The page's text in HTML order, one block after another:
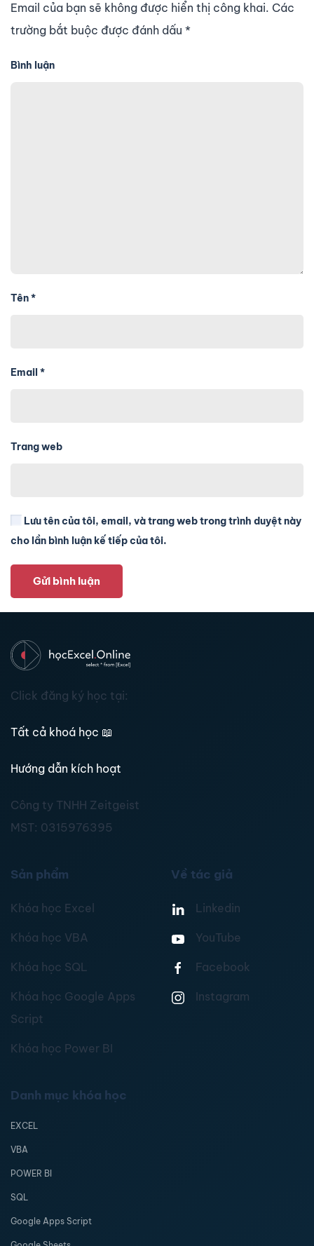
Email của bạn sẽ không được hiển thị công khai. Các
trường bắt buộc được đánh dấu *
Bình luận
Tên*
Email *
Trang web
Lưu tên của tôi, email, và trang web trong trình duyệt này
cho lần bình luận kế tiếp của tôi.
Gửi bình luận
Click đăng ký học tại:
Tất cả khoá học 📖
Hướng dẫn kích hoạt
Công ty TNHH Zeitgeist
MST: 0315976395
Sản phẩm
Khóa học Excel
Khóa học VBA
Khóa học SQL
Khóa học Google Apps
Script
Khóa học Power BI
Về tác giả
Linkedin
YouTube
Facebook
Instagram
Danh mục khóa học
EXCEL
VBA
POWER BI
SQL
Google Apps Script